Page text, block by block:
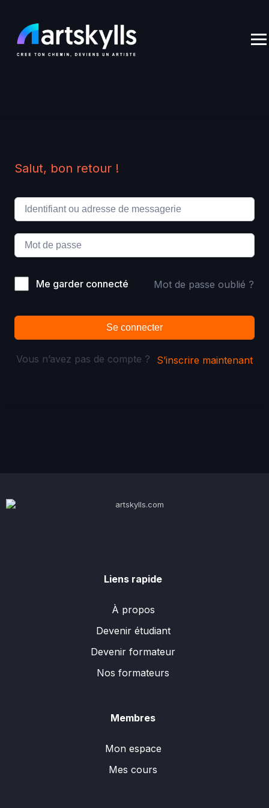
content
Salut, bon retour !
Me garder connecté Mot de passe oublié ?
Se connecter
Vous n’avez pas de compte ? S’inscrire maintenant
Liens rapide
À propos
Devenir étudiant
Devenir formateur
Nos formateurs
Membres
Mon espace
Mes cours